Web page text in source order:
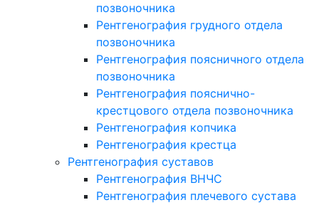
позвоночника
Рентгенография грудного отдела
позвоночника
Рентгенография поясничного отдела
позвоночника
Рентгенография пояснично-
крестцового отдела позвоночника
Рентгенография копчика
Рентгенография крестца
Рентгенография суставов
Рентгенография ВНЧС
Рентгенография плечевого сустава